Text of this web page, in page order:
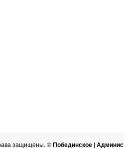
защищены. ©Побединское |